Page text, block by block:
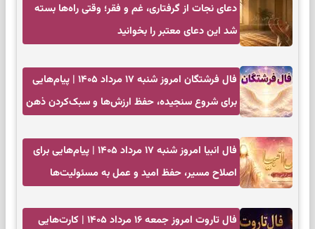
دعای نجات از گرفتاری، غم و فقر؛ وقتی راه‌ها بسته
شد این دعای معتبر را بخوانید
فال فرشتگان امروز شنبه ۱۷ مرداد ۱۴۰۵ | پیام‌هایی
برای شروع سنجیده، حفظ ارزش‌ها و سبک‌کردن ذهن
فال انبیا امروز شنبه ۱۷ مرداد ۱۴۰۵ | پیام‌هایی برای
اصلاح مسیر، حفظ امید و عمل به مسئولیت‌ها
فال تاروت امروز جمعه ۱۶ مرداد ۱۴۰۵ | کارت‌هایی